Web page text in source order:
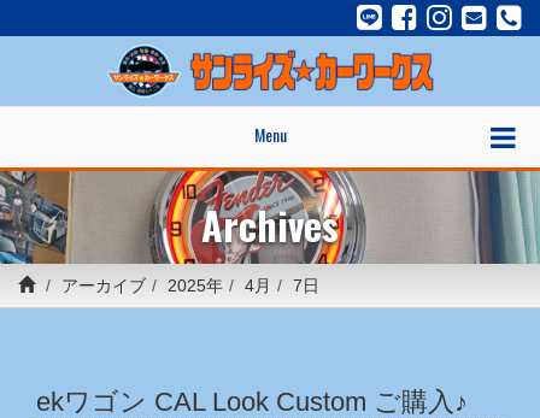
Menu
Archives
アーカイブ 2025年 4月 7日
ekワゴン CAL Look Custom ご購入♪